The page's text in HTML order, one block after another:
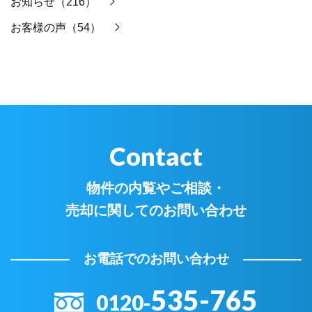
お客様の声（54）
Contact
物件の内覧やご相談・
売却に関してのお問い合わせ
お電話でのお問い合わせ
0120-535-765